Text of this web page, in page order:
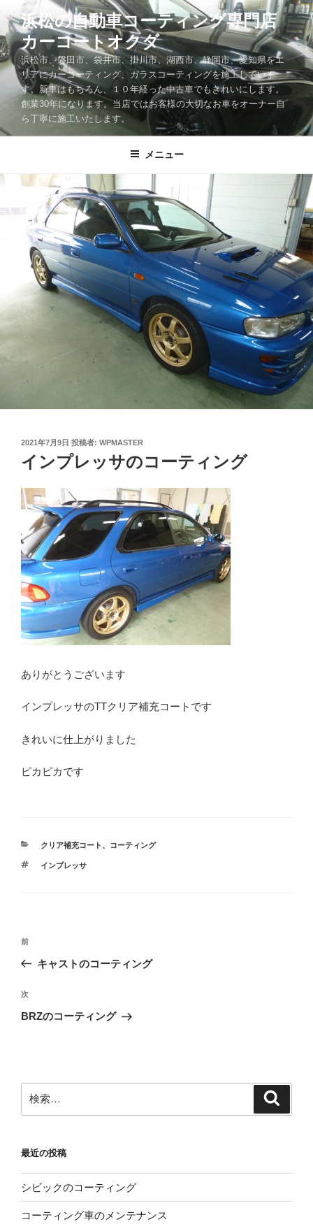
ン
テ
ン
ツ
キ
浜松の自動車コーティング専門店
カーコートオクダ
浜松市、磐田市、袋井市、掛川市、湖西市、静岡市、愛知県をエ
リアにカーコーティング、ガラスコーティングを施工していま
す。新車はもちろん、１０年経った中古車でもきれいにします。
創業30年になります。当店ではお客様の大切なお車をオーナー自
ら丁寧に施工いたします。
メニュー
投
日:
2021年7月9日 投稿者: WPMASTER
インプレッサのコーティング
ありがとうございます
インプレッサのTTクリア補充コートです
きれいに仕上がりました
ピカピカです
カ
ゴ
クリア補充コート 、 コーティング
タ
インプレッサ
投
ビ
ゲ
ン
前
の
稿
前
キャストのコーティング
次
の
次
BRZのコーティング
索:
最近の投稿
シビックのコーティング
コーティング車のメンテナンス